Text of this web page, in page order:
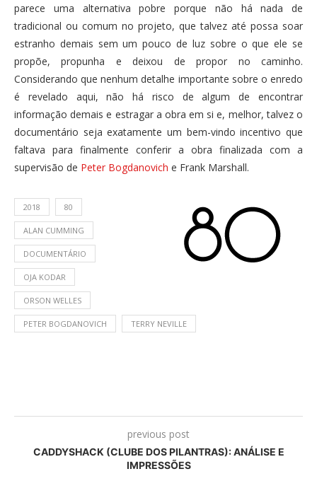
parece uma alternativa pobre porque não há nada de
tradicional ou comum no projeto, que talvez até possa soar
estranho demais sem um pouco de luz sobre o que ele se
propõe, propunha e deixou de propor no caminho.
Considerando que nenhum detalhe importante sobre o enredo
é revelado aqui, não há risco de algum de encontrar
informação demais e estragar a obra em si e, melhor, talvez o
documentário seja exatamente um bem-vindo incentivo que
faltava para finalmente conferir a obra finalizada com a
supervisão de Peter Bogdanovich e Frank Marshall.
2018 80
ALAN CUMMING
DOCUMENTÁRIO
OJA KODAR
ORSON WELLES
PETER BOGDANOVICH TERRY NEVILLE
previous post
CADDYSHACK (CLUBE DOS PILANTRAS): ANÁLISE E
IMPRESSÕES